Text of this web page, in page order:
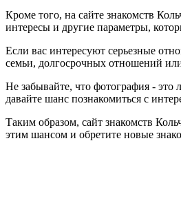
Кроме того, на сайте знакомств
интересы и другие параметры,
Если вас интересуют серьезные
семьи, долгосрочных отношений
Не забывайте, что фотография - это
давайте шанс познакомиться с
Таким образом, сайт знакомств
этим шансом и обретите новые